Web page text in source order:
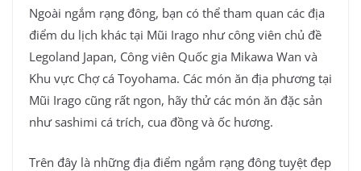
Ngoài ngắm rạng đông, bạn có thể tham quan các địa
điểm du lịch khác tại Mũi Irago như công viên chủ đề
Legoland Japan, Công viên Quốc gia Mikawa Wan và
Khu vực Chợ cá Toyohama. Các món ăn địa phương tại
Mũi Irago cũng rất ngon, hãy thử các món ăn đặc sản
như sashimi cá trích, cua đồng và ốc hương.
Trên đây là những địa điểm ngắm rạng đông tuyệt đẹp